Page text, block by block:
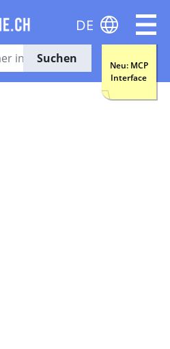
Suchen
Neu: MCP
Interface
DE